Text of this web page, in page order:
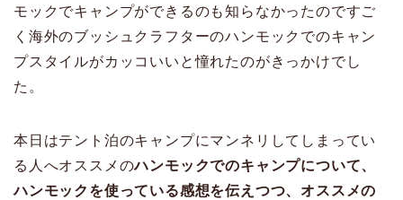
モックでキャンプができるのも知らなかったのですご
く海外のブッシュクラフターのハンモックでのキャン
プスタイルがカッコいいと憧れたのがきっかけでし
た。
本日はテント泊のキャンプにマンネリしてしまってい
る人へオススメのハンモックでのキャンプについて、
ハンモックを使っている感想を伝えつつ、オススメの